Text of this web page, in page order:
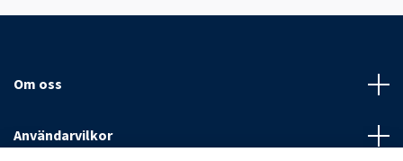
Om oss
Användarvilkor